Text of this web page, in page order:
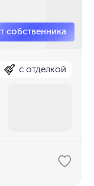
с отделкой